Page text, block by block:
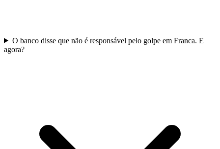
O banco disse que não é responsável pelo golpe em Franca. E
agora?